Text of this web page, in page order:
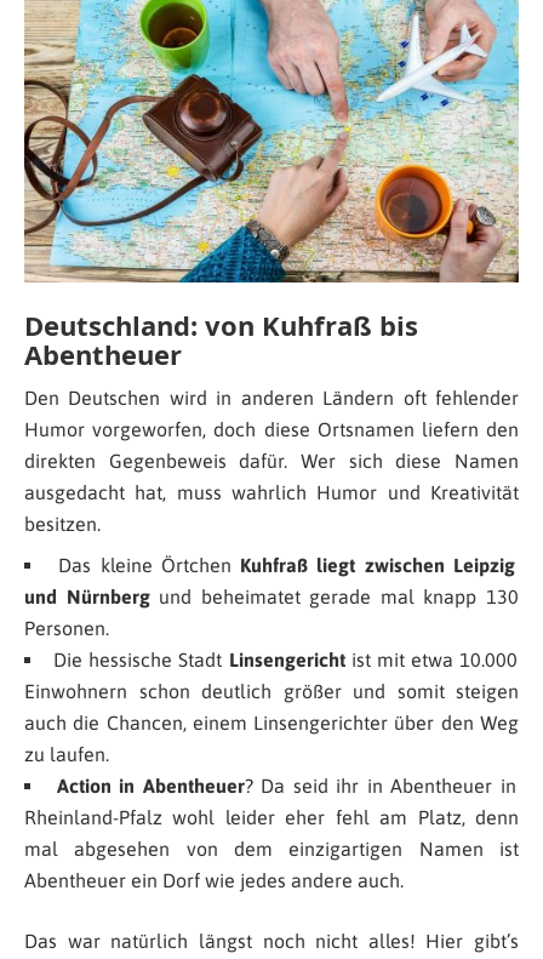
Deutschland: von Kuhfraß bis
Abentheuer
Den Deutschen wird in anderen Ländern oft fehlender
Humor vorgeworfen, doch diese Ortsnamen liefern den
direkten Gegenbeweis dafür. Wer sich diese Namen
ausgedacht hat, muss wahrlich Humor und Kreativität
besitzen.
Das kleine Örtchen Kuhfraß liegt zwischen Leipzig
und Nürnbergund beheimatet gerade mal knapp 130
Personen.
Die hessische Stadt Linsengerichtist mit etwa 10.000
Einwohnern schon deutlich größer und somit steigen
auch die Chancen, einem Linsengerichter über den Weg
zu laufen.
Action in Abentheuer? Da seid ihr in Abentheuer in
Rheinland-Pfalz wohl leider eher fehl am Platz, denn
mal abgesehen von dem einzigartigen Namen ist
Abentheuer ein Dorf wie jedes andere auch.
Das war natürlich längst noch nicht alles! Hier gibt’s